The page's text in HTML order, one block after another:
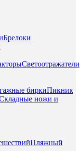
Брелоки
Светоотражатели
биркиПикник
ножи и
Пляжный